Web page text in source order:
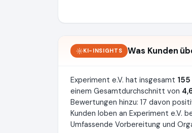
KI-INSIGHTS Was Kunden
Experiment e.V. hat insgesamt 155
einem Gesamtdurchschnitt von
Bewertungen hinzu: 17 davon
Kunden loben an Experiment e.V.
Umfassende Vorbereitung und